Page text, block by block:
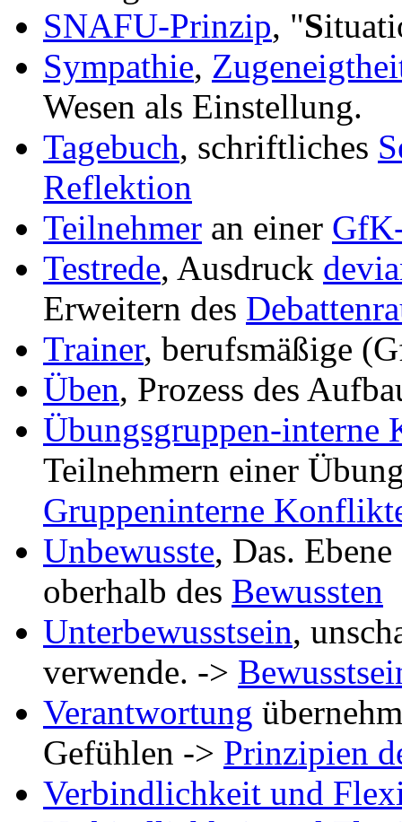
SNAFU-Prinzip, "S
Sympathie,
Wesen als Einstellung.
Tagebuch, schriftliches
Reflektion
Teilnehmer an einer
Testrede, Ausdruck
Erweitern des
Trainer, berufsmäßige
Üben, Prozess des
Übungsgruppen-interne
Teilnehmern einer
Gruppeninterne
Unbewusste, Das.
oberhalb des Bewussten
Unterbewusstsein,
verwende. ->
Verantwortung
Gefühlen -> Prinzipien
Verbindlichkeit und